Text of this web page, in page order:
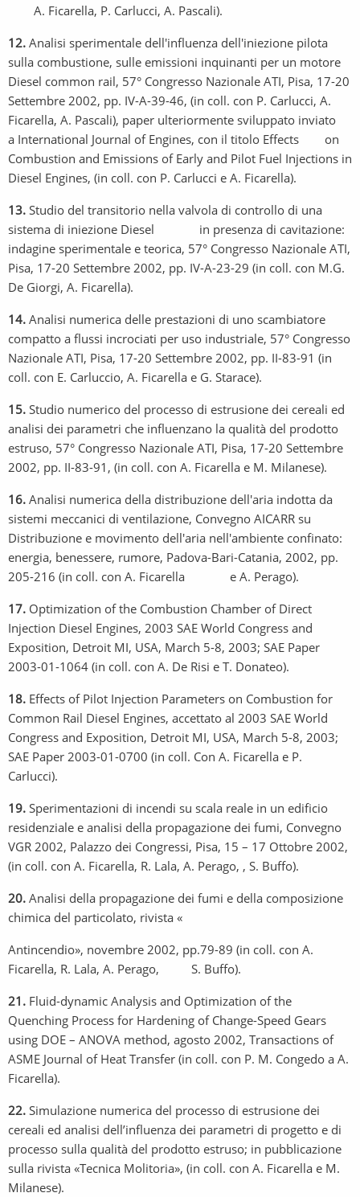
A. Ficarella, P. Carlucci, A. Pascali).
12. Analisi sperimentale dell'influenza dell'iniezione pilota
sulla combustione, sulle emissioni inquinanti per un motore
Diesel common rail, 57° Congresso Nazionale ATI, Pisa, 17-20
Settembre 2002, pp. IV-A-39-46, (in coll. con P. Carlucci, A.
Ficarella, A. Pascali), paper ulteriormente sviluppato inviato
a International Journal of Engines, con il titolo Effects on
Combustion and Emissions of Early and Pilot Fuel Injections in
Diesel Engines, (in coll. con P. Carlucci e A. Ficarella).
13. Studio del transitorio nella valvola di controllo di una
sistema di iniezione Diesel in presenza di cavitazione:
indagine sperimentale e teorica, 57° Congresso Nazionale ATI,
Pisa, 17-20 Settembre 2002, pp. IV-A-23-29 (in coll. con M.G.
De Giorgi, A. Ficarella).
14. Analisi numerica delle prestazioni di uno scambiatore
compatto a flussi incrociati per uso industriale, 57° Congresso
Nazionale ATI, Pisa, 17-20 Settembre 2002, pp. II-83-91 (in
coll. con E. Carluccio, A. Ficarella e G. Starace).
15. Studio numerico del processo di estrusione dei cereali ed
analisi dei parametri che influenzano la qualità del prodotto
estruso, 57° Congresso Nazionale ATI, Pisa, 17-20 Settembre
2002, pp. II-83-91, (in coll. con A. Ficarella e M. Milanese).
16. Analisi numerica della distribuzione dell'aria indotta da
sistemi meccanici di ventilazione, Convegno AICARR su
Distribuzione e movimento dell'aria nell'ambiente confinato:
energia, benessere, rumore, Padova-Bari-Catania, 2002, pp.
205-216 (in coll. con A. Ficarella e A. Perago).
17. Optimization of the Combustion Chamber of Direct
Injection Diesel Engines, 2003 SAE World Congress and
Exposition, Detroit MI, USA, March 5-8, 2003; SAE Paper
2003-01-1064 (in coll. con A. De Risi e T. Donateo).
18. Effects of Pilot Injection Parameters on Combustion for
Common Rail Diesel Engines, accettato al 2003 SAE World
Congress and Exposition, Detroit MI, USA, March 5-8, 2003;
SAE Paper 2003-01-0700 (in coll. Con A. Ficarella e P.
Carlucci).
19. Sperimentazioni di incendi su scala reale in un edificio
residenziale e analisi della propagazione dei fumi, Convegno
VGR 2002, Palazzo dei Congressi, Pisa, 15 – 17 Ottobre 2002,
(in coll. con A. Ficarella, R. Lala, A. Perago, , S. Buffo).
20. Analisi della propagazione dei fumi e della composizione
chimica del particolato, rivista «
Antincendio», novembre 2002, pp.79-89 (in coll. con A.
Ficarella, R. Lala, A. Perago, S. Buffo).
21. Fluid-dynamic Analysis and Optimization of the
Quenching Process for Hardening of Change-Speed Gears
using DOE – ANOVA method, agosto 2002, Transactions of
ASME Journal of Heat Transfer (in coll. con P. M. Congedo a A.
Ficarella).
22. Simulazione numerica del processo di estrusione dei
cereali ed analisi dell’influenza dei parametri di progetto e di
processo sulla qualità del prodotto estruso; in pubblicazione
sulla rivista «Tecnica Molitoria», (in coll. con A. Ficarella e M.
Milanese).